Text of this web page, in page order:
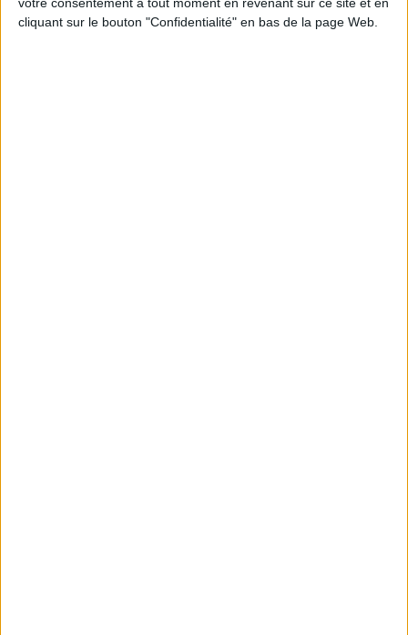
cliquant sur le bouton "Confidentialité" en bas de la page Web.